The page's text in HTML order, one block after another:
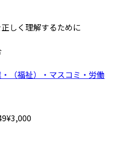
しく理解するために
（福祉）・マスコミ・労働
¥3,000